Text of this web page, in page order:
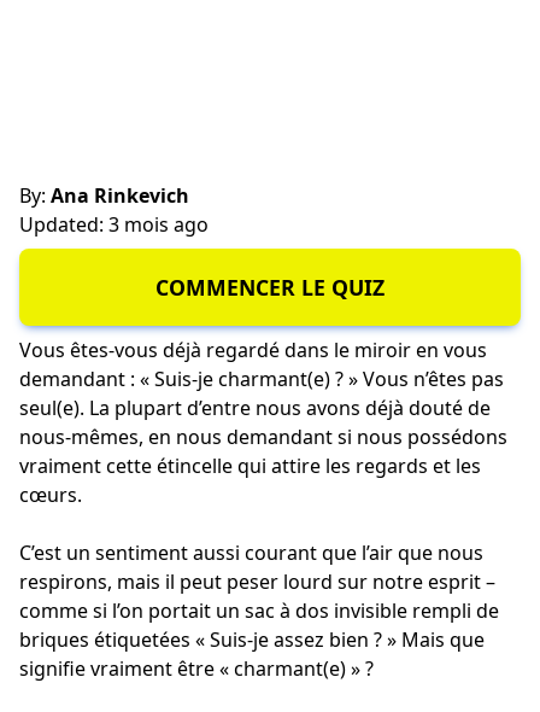
By: Ana Rinkevich
Updated: 3 mois ago
COMMENCER LE QUIZ
Vous êtes-vous déjà regardé dans le miroir en vous
demandant : « Suis-je charmant(e) ? » Vous n’êtes pas
seul(e). La plupart d’entre nous avons déjà douté de
nous-mêmes, en nous demandant si nous possédons
vraiment cette étincelle qui attire les regards et les
cœurs.
C’est un sentiment aussi courant que l’air que nous
respirons, mais il peut peser lourd sur notre esprit –
comme si l’on portait un sac à dos invisible rempli de
briques étiquetées « Suis-je assez bien ? » Mais que
signifie vraiment être « charmant(e) » ?